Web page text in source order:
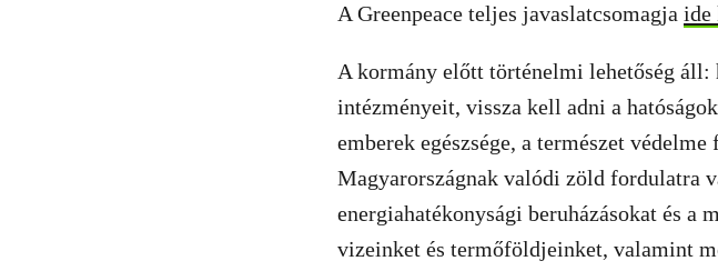
A Greenpeace teljes javaslatcsomagja ide
A kormány előtt történelmi lehetőség
intézményeit, vissza kell adni a
emberek egészsége, a természet
Magyarországnak valódi zöld fordulatra
energiahatékonysági beruházásokat és a
vizeinket és termőföldjeinket, valamint